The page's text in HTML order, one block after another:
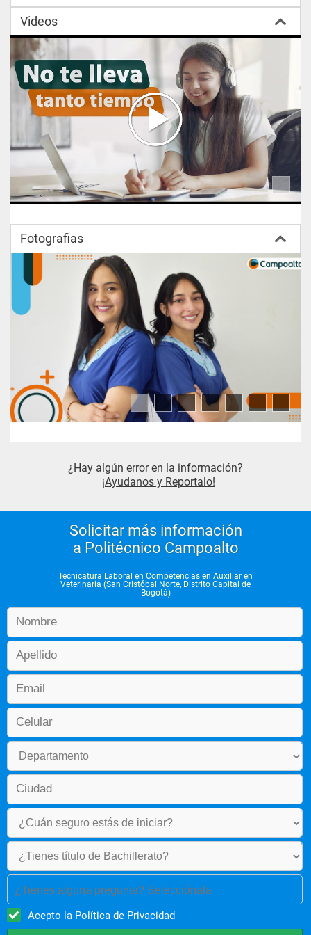
Videos
Fotografias
¿Hay algún error en la información?
¡Ayudanos y Reportalo!
Solicitar más información
a Politécnico Campoalto
Tecnicatura Laboral en Competencias en Auxiliar en
Veterinaria (San Cristóbal Norte, Distrito Capital de
Bogotá)
¿Tienes alguna pregunta? Selecciónala
Acepto la Política de Privacidad